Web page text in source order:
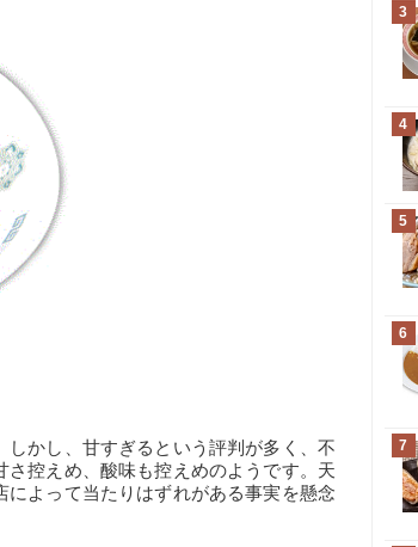
かし、甘すぎるという評判が多く、不
控えめ、酸味も控えめのようです。天
よって当たりはずれがある事実を懸念
3
4
5
6
7